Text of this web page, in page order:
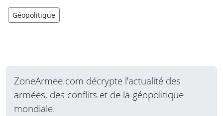
Géopolitique
ZoneArmee.com décrypte l’actualité des
armées, des conflits et de la géopolitique
mondiale.